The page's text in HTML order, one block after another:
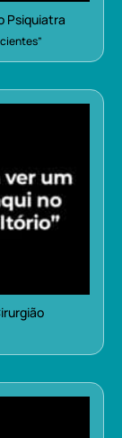
Psiquiatra